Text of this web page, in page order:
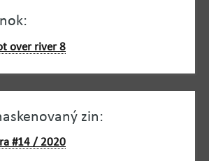
over river 8
zin:
#14 / 2020